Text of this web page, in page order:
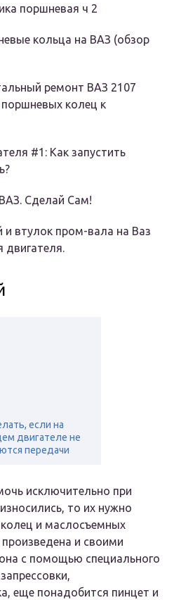
поршневая ч 2
кольца на ВАЗ (обзор
ремонт ВАЗ 2107
колец к
#1: Как запустить
Сделай Сам!
втулок пром-вала на Ваз
двигателя.
если на
двигателе не
передачи
исключительно при
то их нужно
и маслосъемных
и своими
с помощью специального
еще понадобится пинцет и